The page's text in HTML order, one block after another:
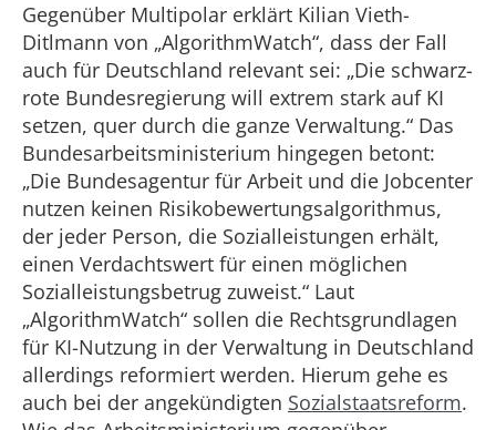
Gegenüber Multipolar erklärt Kilian Vieth-
Ditlmann von „AlgorithmWatch“, dass der Fall
auch für Deutschland relevant sei: „Die schwarz-
rote Bundesregierung will extrem stark auf KI
setzen, quer durch die ganze Verwaltung.“ Das
Bundesarbeitsministerium hingegen betont:
„Die Bundesagentur für Arbeit und die Jobcenter
nutzen keinen Risikobewertungsalgorithmus,
der jeder Person, die Sozialleistungen erhält,
einen Verdachtswert für einen möglichen
Sozialleistungsbetrug zuweist.“ Laut
„AlgorithmWatch“ sollen die Rechtsgrundlagen
für KI-Nutzung in der Verwaltung in Deutschland
allerdings reformiert werden. Hierum gehe es
auch bei der angekündigten Sozialstaatsreform.